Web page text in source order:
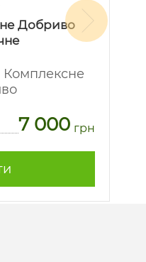
Добриво
Комплексне
7 000 грн